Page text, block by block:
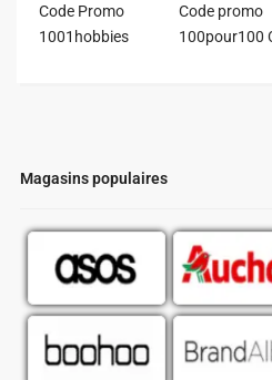
Magasins populaires
Code Promo
1001hobbies
Code promo
100pour100